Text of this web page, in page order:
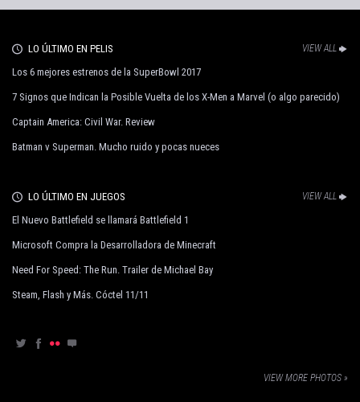
LO ÚLTIMO EN PELIS VIEW ALL
Los 6 mejores estrenos de la SuperBowl 2017
7 Signos que Indican la Posible Vuelta de los X-Men a Marvel (o algo parecido)
Captain America: Civil War. Review
Batman v Superman. Mucho ruido y pocas nueces
LO ÚLTIMO EN JUEGOS VIEW ALL
El Nuevo Battlefield se llamará Battlefield 1
Microsoft Compra la Desarrolladora de Minecraft
Need For Speed: The Run. Trailer de Michael Bay
Steam, Flash y Más. Cóctel 11/11
VIEW MORE PHOTOS »